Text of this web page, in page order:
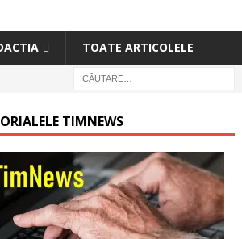
TOATE ARTICOLELE
TIMNEWS